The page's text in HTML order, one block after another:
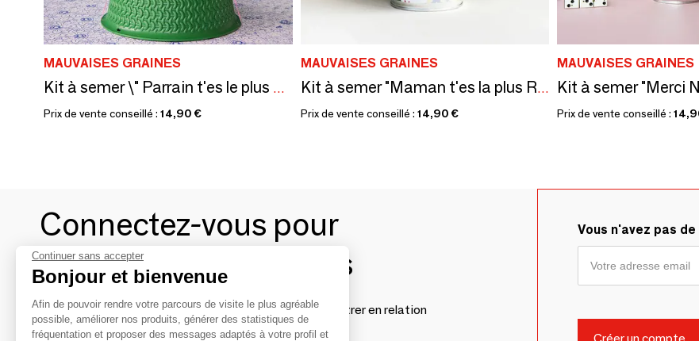
MAUVAISES GRAINES
Kit à semer \" Parrain t'es le plus sympa \ "
Prix de vente conseillé : 14,90 €
MAUVAISES GRAINES
Kit à semer "Maman t'es la plus Rigolote" Fabriqué en France
Prix de vente conseillé : 14,90 €
MAUVAISES GRAINES
Prix de vente conseillé :
Connectez-vous pour
contacter les marques
Afin de profiter au mieux de l'expérience MOM et de rentrer en relation
avec vos marques préférées, créez-vous un compte.
Vous n'avez pas
Continuer sans accepter
Bonjour et bienvenue
Afin de pouvoir rendre votre parcours de visite le plus agréable
possible, améliorer nos produits, générer des statistiques de
fréquentation et proposer des messages adaptés à votre profil et